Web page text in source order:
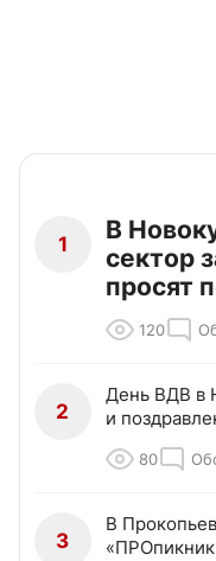
1
В
сектор
просят
120
2
День ВДВ в
и
80
3
В